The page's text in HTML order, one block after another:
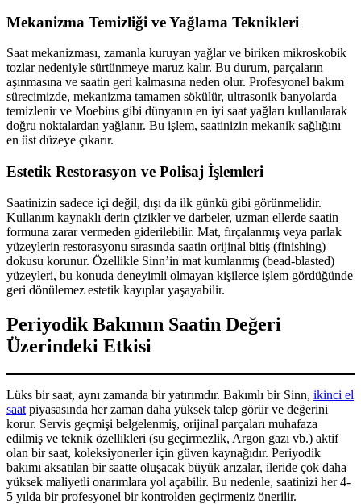
Mekanizma Temizliği ve Yağlama Teknikleri
Saat mekanizması, zamanla kuruyan yağlar ve biriken mikroskobik
tozlar nedeniyle sürtünmeye maruz kalır. Bu durum, parçaların
aşınmasına ve saatin geri kalmasına neden olur. Profesyonel bakım
sürecimizde, mekanizma tamamen sökülür, ultrasonik banyolarda
temizlenir ve Moebius gibi dünyanın en iyi saat yağları kullanılarak
doğru noktalardan yağlanır. Bu işlem, saatinizin mekanik sağlığını
en üst düzeye çıkarır.
Estetik Restorasyon ve Polisaj İşlemleri
Saatinizin sadece içi değil, dışı da ilk günkü gibi görünmelidir.
Kullanım kaynaklı derin çizikler ve darbeler, uzman ellerde saatin
formuna zarar vermeden giderilebilir. Mat, fırçalanmış veya parlak
yüzeylerin restorasyonu sırasında saatin orijinal bitiş (finishing)
dokusu korunur. Özellikle Sinn’in mat kumlanmış (bead-blasted)
yüzeyleri, bu konuda deneyimli olmayan kişilerce işlem gördüğünde
geri dönülemez estetik kayıplar yaşayabilir.
Periyodik Bakımın Saatin Değeri
Üzerindeki Etkisi
Lüks bir saat, aynı zamanda bir yatırımdır. Bakımlı bir Sinn, ikinci el
saat piyasasında her zaman daha yüksek talep görür ve değerini
korur. Servis geçmişi belgelenmiş, orijinal parçaları muhafaza
edilmiş ve teknik özellikleri (su geçirmezlik, Argon gazı vb.) aktif
olan bir saat, koleksiyonerler için güven kaynağıdır. Periyodik
bakımı aksatılan bir saatte oluşacak büyük arızalar, ileride çok daha
yüksek maliyetli onarımlara yol açabilir. Bu nedenle, saatinizi her 4-
5 yılda bir profesyonel bir kontrolden geçirmeniz önerilir.